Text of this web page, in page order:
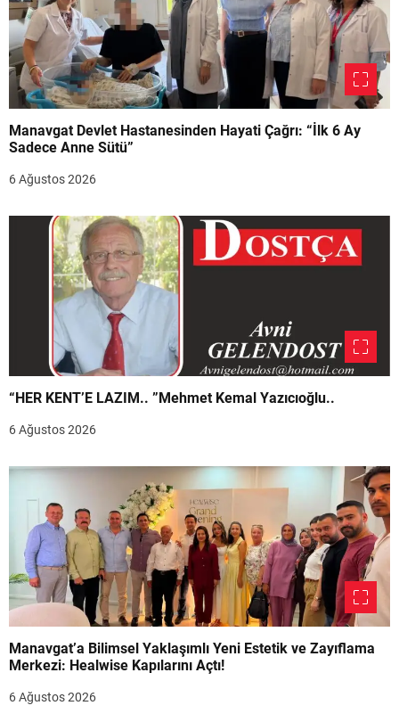
Manavgat Devlet Hastanesinden Hayati Çağrı: “İlk 6 Ay
Sadece Anne Sütü”
6 Ağustos 2026
“HER KENT’E LAZIM.. ”Mehmet Kemal Yazıcıoğlu..
6 Ağustos 2026
Manavgat’a Bilimsel Yaklaşımlı Yeni Estetik ve Zayıflama
Merkezi: Healwise Kapılarını Açtı!
6 Ağustos 2026